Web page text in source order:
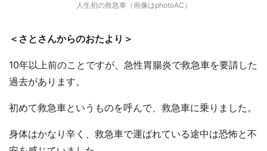
人生初の救急車（画像はphotoAC）
＜さとさんからのおたより＞
10年以上前のことですが、急性胃腸炎で救急車を要請した
過去があります。
初めて救急車というものを呼んで、救急車に乗りました。
身体はかなり辛く、救急車で運ばれている途中は恐怖と不